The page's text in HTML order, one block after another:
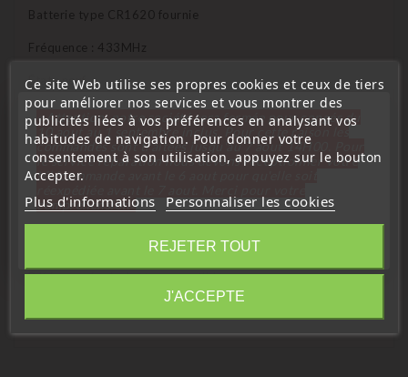
Batterie type CR1620 fournie
Fréquence : 433MHz
État : neuf
Affectation véhicule compatible :
- Mazda 2 (2007-2011)
- Mazda 6 Wango (2010-2012)
- Mazda CX7 (2006-2009)
- Mazda CX9 (2007-2009)
Référence équivalente compatible :
Ce site Web utilise ses propres cookies et ceux de tiers
pour améliorer nos services et vous montrer des
publicités liées à vos préférences en analysant vos
habitudes de navigation. Pour donner votre
consentement à son utilisation, appuyez sur le bouton
Accepter.
Plus d'informations Personnaliser les cookies
REJETER TOUT
J'ACCEPTE
« Attention, notre société sera fermée pour congés du
10 aout au 1 septembre inclus. Pour cette raison les
commandes sont traitées jusqu'au 7 aout 14H00. Pour
le service réparation nous devons réceptionner votre
télécommande avant le 6 aout pour qu'elle soit
compréhension»
Fermer
Information